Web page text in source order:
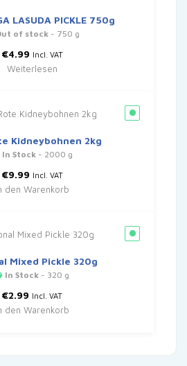
LASUDA PICKLE 750g
of stock- 750 g
€4.99 Incl. VAT
Weiterlesen
Kidneybohnen 2kg
In Stock- 2000 g
€9.99 Incl. VAT
den Warenkorb
Mixed Pickle 320g
In Stock - 320 g
€2.99 Incl. VAT
den Warenkorb